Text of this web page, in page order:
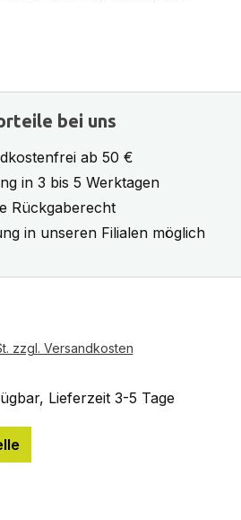
bei uns
ab 50 €
in 3 bis 5 Werktagen
Rückgaberecht
in unseren Filialen möglich
zzgl. Versandkosten
Lieferzeit 3-5 Tage